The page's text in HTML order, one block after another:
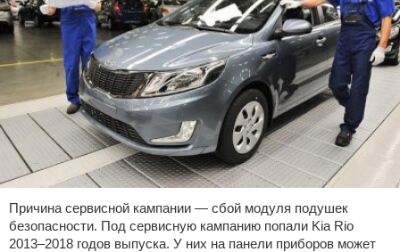
Причина сервисной кампании — сбой модуля подушек
безопасности. Под сервисную кампанию попали Kia Rio
2013–2018 годов выпуска. У них на панели приборов может